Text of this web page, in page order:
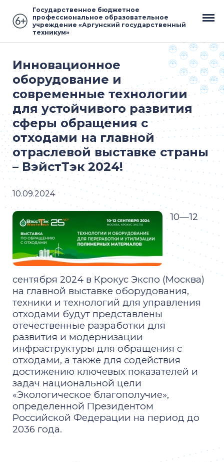
Государственное бюджетное
профессиональное образовательное
учреждение «Аргунский государственный
техникум»
Инновационное
оборудование и
современные технологии
для устойчивого развития
сферы обращения с
отходами на главной
отраслевой выставке страны
– ВэйстТэк 2024!
10.09.2024
10—12
сентября 2024 в Крокус Экспо (Москва)
на главной выставке оборудования,
техники и технологий для управления
отходами будут представлены
отечественные разработки для
развития и модернизации
инфраструктуры для обращения с
отходами, а также для содействия
достижению ключевых показателей и
задач национальной цели
«Экологическое благополучие»,
определенной Президентом
Российской Федерации на период до
2036 года.